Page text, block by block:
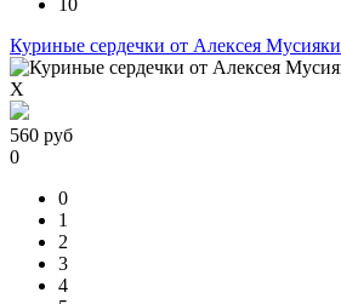
Куриные сердечки от Алексея Мусияки
X
560 руб
0
0
1
2
3
4